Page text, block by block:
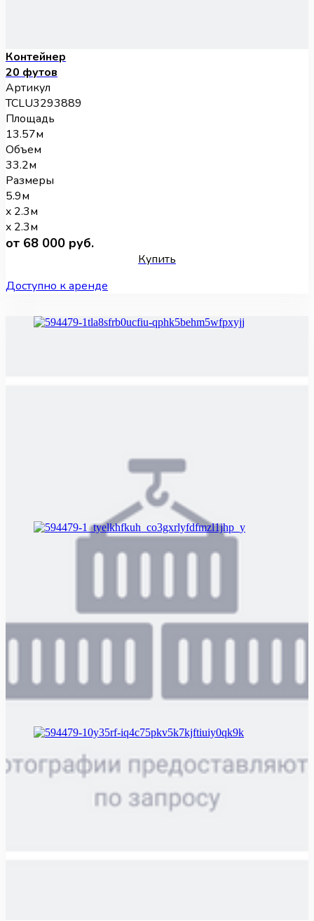
Контейнер
20 футов
Артикул
TCLU3293889
Площадь
13.57м
Объем
33.2м
Размеры
5.9м
x 2.3м
x 2.3м
от 68 000 руб.
Купить
Доступно к аренде